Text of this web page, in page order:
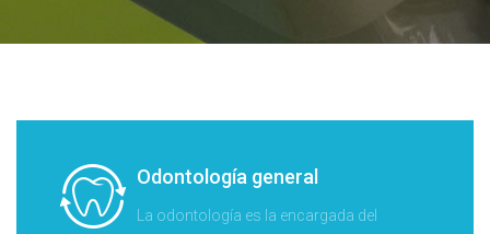
Odontología general
La odontología es la encargada del